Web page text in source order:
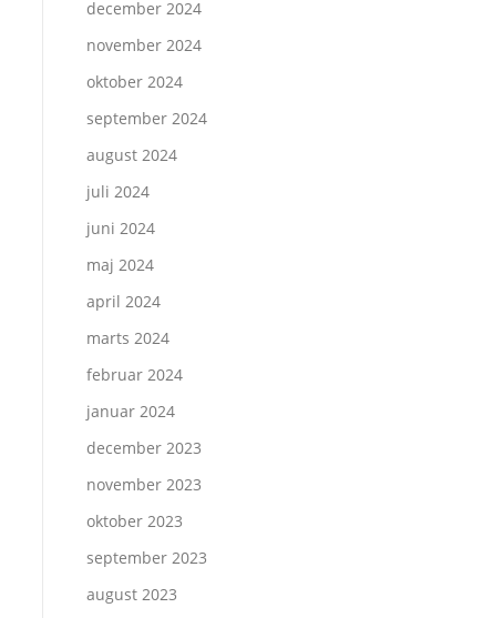
december 2024
november 2024
oktober 2024
september 2024
august 2024
juli 2024
juni 2024
maj 2024
april 2024
marts 2024
februar 2024
januar 2024
december 2023
november 2023
oktober 2023
september 2023
august 2023